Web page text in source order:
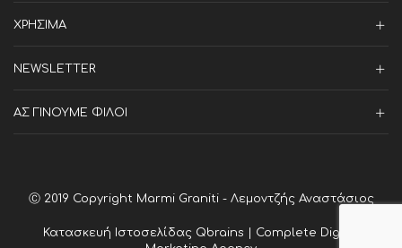
ΧΡΗΣΙΜΑ
NEWSLETTER
ΑΣ ΓΙΝΟΥΜΕ ΦΙΛΟΙ
Ⓒ 2019 Copyright Marmi Graniti - Λεμοντζής Αναστάσιος
Κατασκευή Ιστοσελίδας Qbrains | Complete Digital